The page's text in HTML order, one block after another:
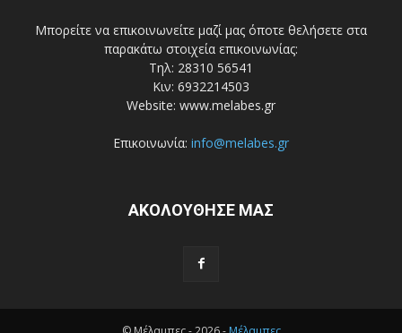
Μπορείτε να επικοινωνείτε μαζί μας όποτε θελήσετε στα
παρακάτω στοιχεία επικοινωνίας:
Τηλ: 28310 56541
Κιν: 6932214503
Website: www.melabes.gr
Επικοινωνία: info@melabes.gr
ΑΚΟΛΟΥΘΗΣΕ ΜΑΣ